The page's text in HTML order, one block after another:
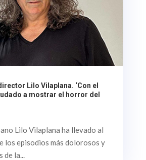
Lilo Vilaplana. ‘Con el
a mostrar el horror del
Lilo Vilaplana ha llevado al
los episodios más dolorosos y
la...